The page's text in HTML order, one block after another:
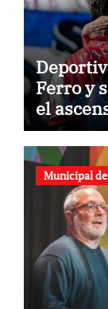
Ferro y
el
Municipal